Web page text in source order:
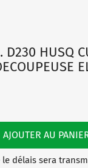
D230 HUSQ
AJOUTER AU
délais sera